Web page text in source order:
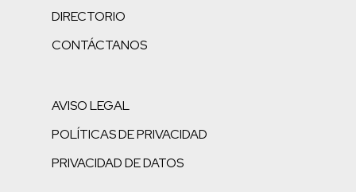
DIRECTORIO
CONTÁCTANOS
AVISO LEGAL
POLÍTICAS DE PRIVACIDAD
PRIVACIDAD DE DATOS